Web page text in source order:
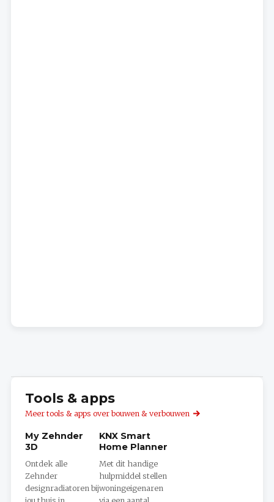
Tools & apps
Meer tools & apps over bouwen & verbouwen
My Zehnder
3D
Ontdek alle
Zehnder
designradiatoren bij
KNX Smart
Home Planner
Met dit handige
hulpmiddel stellen
woningeigenaren